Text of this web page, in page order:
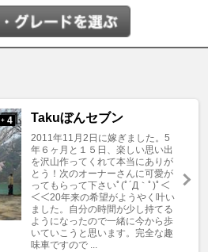
+ 4 Takuぼんセブン
2011年11月2日に嫁ぎました。5
年６ヶ月と１５日、楽しい思い出
を沢山作ってくれて本当にありが
とう！次のオーナーさんに可愛が
ってもらって下さいﾟ(ﾟ´Д｀ﾟ)ﾟ＜
＜＜20年来の希望がようやく叶い
ました。自分の時間が少し持てる
ようになったので一緒に今から歩
いていこうと思います。完全な趣
味車ですので ...